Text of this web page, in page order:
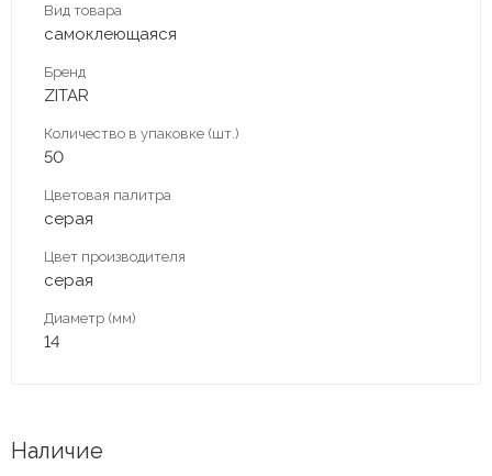
Вид товара
самоклеющаяся
Бренд
ZITAR
Количество в упаковке (шт.)
50
Цветовая палитра
серая
Цвет производителя
серая
Диаметр (мм)
14
Наличие